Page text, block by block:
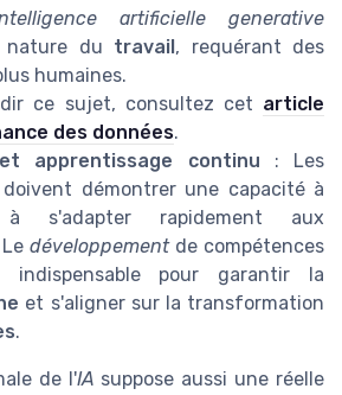
artificielle generative
nature du travail , requérant des
humaines.
ce sujet, consultez cet article
des données.
apprentissage continu : Les
doivent démontrer une capacité à
s'adapter rapidement aux
développementde compétences
indispensable pour garantir la
et s'aligner sur la transformation
.
de l'IA suppose aussi une réelle